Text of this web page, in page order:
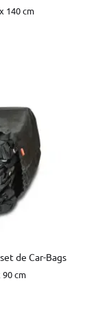
140 cm
de Car-Bags
90 cm